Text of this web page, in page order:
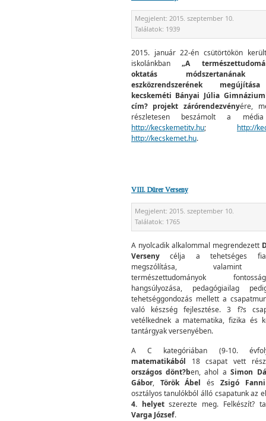
Megjelent: 2015. szeptember 10.
Találatok: 1939
2015. január 22-én csütörtökön
iskolánkban„A
oktatás
eszközrendszerének
kecskeméti Bányai Júlia
cím? projekt zárórendezvényére,
részletesen beszámolt a
http://kecskemetitv.hu; http://
http://kecskemet.hu.
VIII. Dürer Verseny
Megjelent: 2015. szeptember 10.
Találatok: 1765
A nyolcadik alkalommal megrendezett
Versenycélja a tehetséges
megszólítása,
természettudományok
hangsúlyozása, pedagógiailag
tehetséggondozás mellett a
való készség fejlesztése. 3 f?s
vetélkednek a matematika, fizika és
tantárgyak versenyében.
A C kategóriában (9-10.
matematikából 18 csapat vett
országos dönt?ben, ahol aSimon
Gábor, Török Ábel ésZsigó
osztályos tanulókból álló csapatunk az
4. helyetszerezte meg. Felkészít?
Varga József.